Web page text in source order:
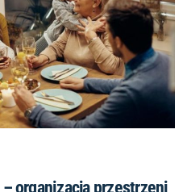
organizacja przestrzeni